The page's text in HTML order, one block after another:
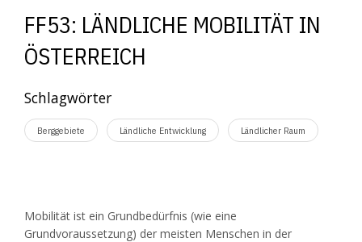
FF53: LÄNDLICHE MOBILITÄT IN
ÖSTERREICH
Schlagwörter
Berggebiete Ländliche Entwicklung Ländlicher Raum
Mobilität ist ein Grundbedürfnis (wie eine
Grundvoraussetzung) der meisten Menschen in der